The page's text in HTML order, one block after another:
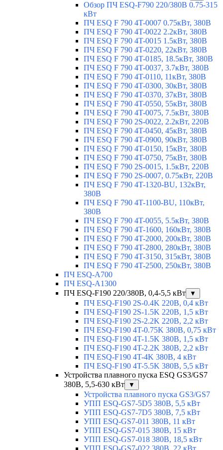
Обзор ПЧ ESQ-F790 220/380В 0.75-315
кВт
ПЧ ESQ F 790 4T-0007 0.75кВт, 380В
ПЧ ESQ F 790 4T-0022 2.2кВт, 380В
ПЧ ESQ F 790 4T-0015 1.5кВт, 380В
ПЧ ESQ F 790 4T-0220, 22кВт, 380В
ПЧ ESQ F 790 4T-0185, 18.5кВт, 380В
ПЧ ESQ F 790 4T-0037, 3.7кВт, 380В
ПЧ ESQ F 790 4T-0110, 11кВт, 380В
ПЧ ESQ F 790 4T-0300, 30кВт, 380В
ПЧ ESQ F 790 4T-0370, 37кВт, 380В
ПЧ ESQ F 790 4T-0550, 55кВт, 380В
ПЧ ESQ F 790 4T-0075, 7.5кВт, 380В
ПЧ ESQ F 790 2S-0022, 2.2кВт, 220В
ПЧ ESQ F 790 4T-0450, 45кВт, 380В
ПЧ ESQ F 790 4T-0900, 90кВт, 380В
ПЧ ESQ F 790 4T-0150, 15кВт, 380В
ПЧ ESQ F 790 4T-0750, 75кВт, 380В
ПЧ ESQ F 790 2S-0015, 1.5кВт, 220В
ПЧ ESQ F 790 2S-0007, 0.75кВт, 220В
ПЧ ESQ F 790 4T-1320-BU, 132кВт,
380В
ПЧ ESQ F 790 4T-1100-BU, 110кВт,
380В
ПЧ ESQ F 790 4T-0055, 5.5кВт, 380В
ПЧ ESQ F 790 4T-1600, 160кВт, 380В
ПЧ ESQ F 790 4T-2000, 200кВт, 380В
ПЧ ESQ F 790 4T-2800, 280кВт, 380В
ПЧ ESQ F 790 4T-3150, 315кВт, 380В
ПЧ ESQ F 790 4T-2500, 250кВт, 380В
ПЧ ESQ-A700
ПЧ ESQ-A1300
ПЧ ESQ-F190 220/380В, 0,4-5,5 кВт
▼
ПЧ ESQ-F190 2S-0.4K 220В, 0,4 кВт
ПЧ ESQ-F190 2S-1.5K 220В, 1,5 кВт
ПЧ ESQ-F190 2S-2.2K 220В, 2,2 кВт
ПЧ ESQ-F190 4T-0.75K 380В, 0,75 кВт
ПЧ ESQ-F190 4T-1.5K 380В, 1,5 кВт
ПЧ ESQ-F190 4T-2.2K 380В, 2,2 кВт
ПЧ ESQ-F190 4T-4K 380В, 4 кВт
ПЧ ESQ-F190 4T-5.5K 380В, 5,5 кВт
Устройства плавного пуска ESQ GS3/GS7
380В, 5,5-630 кВт
▼
Устройства плавного пуска GS3/GS7
УПП ESQ-GS7-5D5 380В, 5,5 кВт
УПП ESQ-GS7-7D5 380В, 7,5 кВт
УПП ESQ-GS7-011 380В, 11 кВт
УПП ESQ-GS7-015 380В, 15 кВт
УПП ESQ-GS7-018 380В, 18,5 кВт